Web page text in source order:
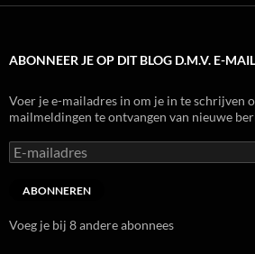
ABONNEER JE OP DIT BLOG D.M.V. E-MAIL
Voer je e-mailadres in om je in te schrijven
mailmeldingen te ontvangen van nieuwe
E-
mailadres
ABONNEREN
Voeg je bij 8 andere abonnees